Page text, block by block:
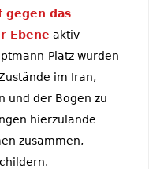
gegen das
Ebene aktiv
Platz wurden
im Iran,
und der Bogen zu
hierzulande
zusammen,